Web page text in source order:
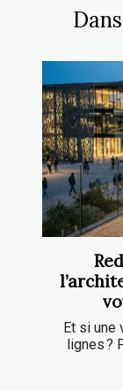
Et si une
lignes ?